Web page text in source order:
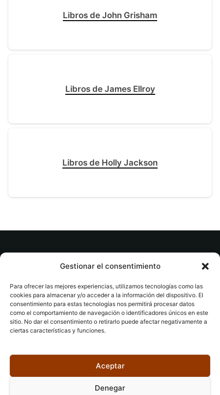
Gestionar el consentimiento
Para ofrecer las mejores experiencias, utilizamos tecnologías como las
cookies para almacenar y/o acceder a la información del dispositivo. El
consentimiento para estas tecnologías nos permitirá procesar datos
como el comportamiento de navegación o identificadores únicos en este
sitio. No dar el consentimiento o retirarlo puede afectar negativamente a
ciertas características y funciones.
Aceptar
Denegar
Libros de John Grisham
Libros de James Ellroy
Libros de Holly Jackson
© tuslibrosvip.com · Todos los derechos
Aviso legal|Accesibilidad